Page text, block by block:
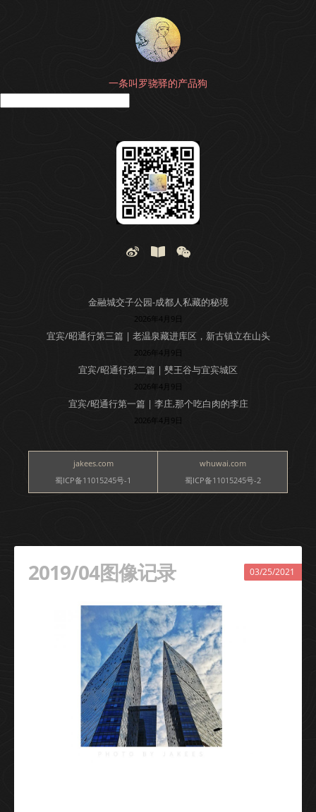
一条叫罗骁驿的产品狗
金融城交子公园-成都人私藏的秘境
2026年4月9日
宜宾/昭通行第三篇 | 老温泉藏进库区，新古镇立在山头
2026年4月9日
宜宾/昭通行第二篇 | 僰王谷与宜宾城区
2026年4月9日
宜宾/昭通行第一篇 | 李庄,那个吃白肉的李庄
2026年4月9日
jakees.com
蜀ICP备11015245号-1
whuwai.com
蜀ICP备11015245号-2
2019/04图像记录 03/25/2021